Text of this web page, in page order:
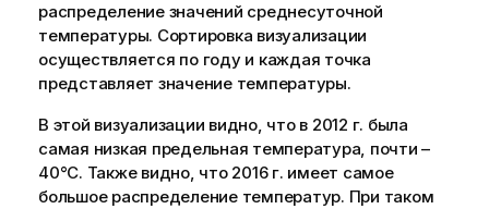
распределение значений среднесуточной
температуры. Сортировка визуализации
осуществляется по году и каждая точка
представляет значение температуры.
В этой визуализации видно, что в 2012 г. была
самая низкая предельная температура, почти –
40°C. Также видно, что 2016 г. имеет самое
большое распределение температур. При таком